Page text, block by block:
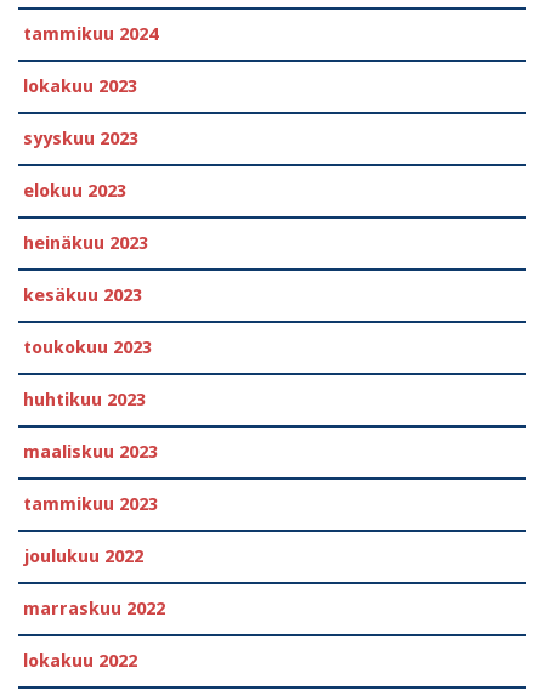
tammikuu 2024
lokakuu 2023
syyskuu 2023
elokuu 2023
heinäkuu 2023
kesäkuu 2023
toukokuu 2023
huhtikuu 2023
maaliskuu 2023
tammikuu 2023
joulukuu 2022
marraskuu 2022
lokakuu 2022